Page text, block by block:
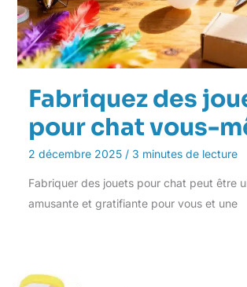
Fabriquez des
pour chat vous-
2 décembre 2025 / 3 minutes de lecture
Fabriquer des jouets pour chat peut être
amusante et gratifiante pour vous et une